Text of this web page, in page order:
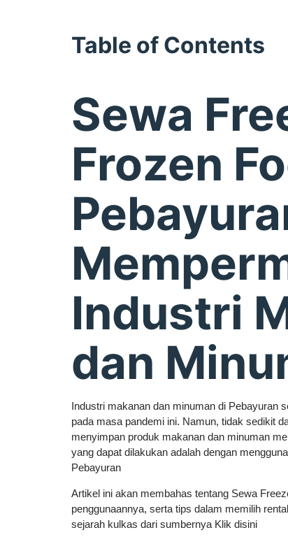
Table of Contents
Sewa
Frozen
Industri
dan
Industri makanan dan minuman di Pebayuran
pada masa pandemi ini. Namun, tidak sedikit
menyimpan produk makanan dan minuman
yang dapat dilakukan adalah dengan
Pebayuran
Artikel ini akan membahas tentang Sewa
penggunaannya, serta tips dalam memilih
sejarah kulkas dari sumbernya Klik disini